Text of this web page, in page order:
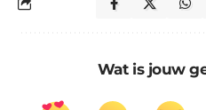
Wat is jouw